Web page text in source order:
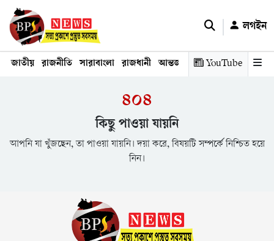
লগইন
জাতীয় রাজনীতি সারাবাংলা রাজধানী আন্তর্জাতিক অর্থনীতি তথ্য
YouTube
৪০৪
কিছু পাওয়া যায়নি
আপনি যা খুঁজছেন, তা পাওয়া যায়নি। দয়া করে, বিষয়টি সম্পর্কে নিশ্চিত হয়ে
নিন।